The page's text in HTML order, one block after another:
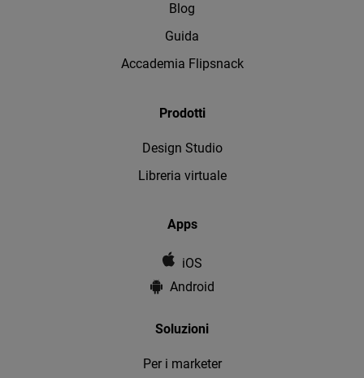
Blog
Guida
Accademia Flipsnack
Prodotti
Design Studio
Libreria virtuale
Apps
iOS
Android
Soluzioni
Per i marketer